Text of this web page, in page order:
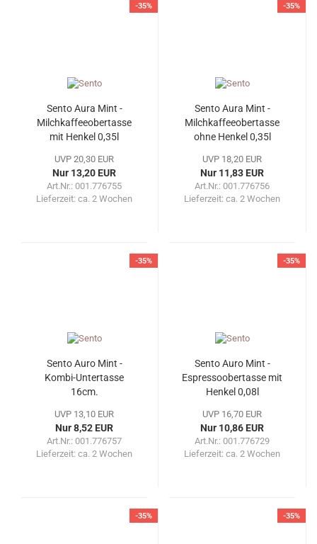
-35%
Sento Aura Mint -
Milchkaffeeobertasse
mit Henkel 0,35l
UVP 20,30 EUR
Nur 13,20 EUR
Art.Nr.: 001.776755
Lieferzeit: ca. 2 Wochen
-35%
Sento Aura Mint -
Milchkaffeeobertasse
ohne Henkel 0,35l
UVP 18,20 EUR
Nur 11,83 EUR
Art.Nr.: 001.776756
Lieferzeit: ca. 2 Wochen
-35%
Sento Auro Mint -
Kombi-Untertasse
16cm.
UVP 13,10 EUR
Nur 8,52 EUR
Art.Nr.: 001.776757
Lieferzeit: ca. 2 Wochen
-35%
Sento Auro Mint -
Espressoobertasse mit
Henkel 0,08l
UVP 16,70 EUR
Nur 10,86 EUR
Art.Nr.: 001.776729
Lieferzeit: ca. 2 Wochen
-35% -35%